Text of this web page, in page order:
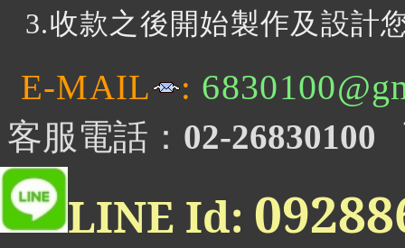
3.收款之後開始製作及設
E-MAIL :
客服電話： 02-26830100
LINE Id: